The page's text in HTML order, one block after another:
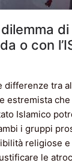
o con
differenze tra
estremista che
Islamico
i gruppi
religiose
le